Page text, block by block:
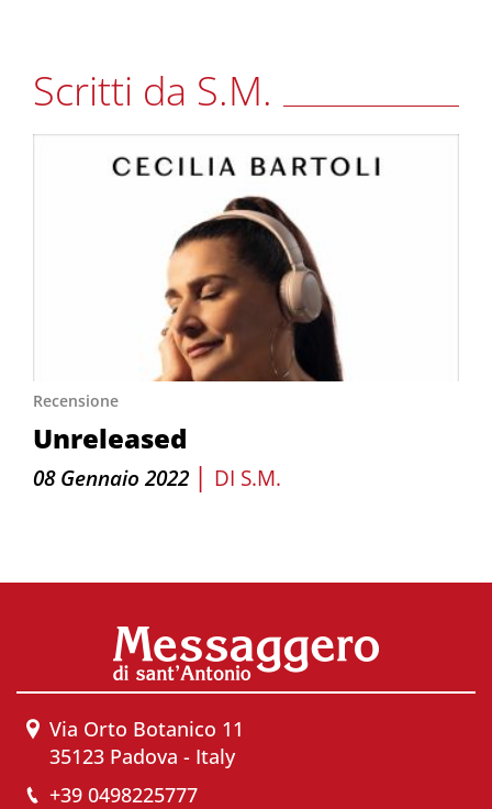
Scritti da S.M.
Recensione
Unreleased
08 Gennaio 2022 | DI S.M.
Via Orto Botanico 11
35123 Padova - Italy
+39 0498225777